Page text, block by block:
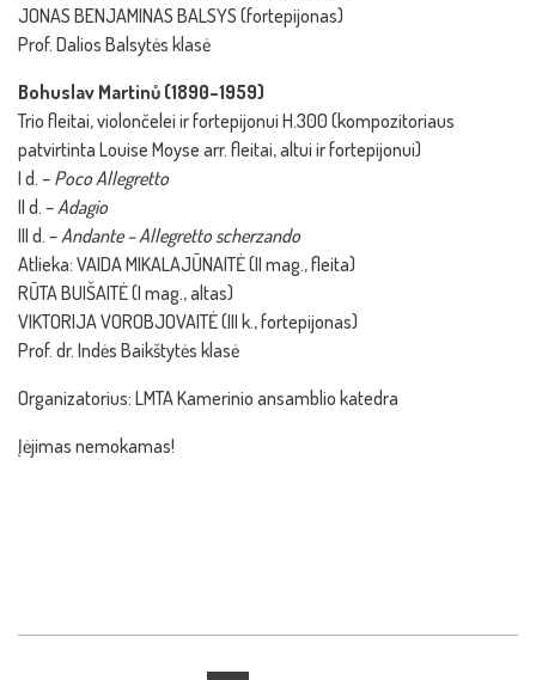
JONAS BENJAMINAS BALSYS (fortepijonas)
Prof. Dalios Balsytės klasė
Bohuslav Martinů (1890–1959)
Trio fleitai, violončelei ir fortepijonui H.300 (kompozitoriaus
patvirtinta Louise Moyse arr. fleitai, altui ir fortepijonui)
I d. – Poco Allegretto
II d. –Adagio
III d. –Andante – Allegretto scherzando
Atlieka: VAIDA MIKALAJŪNAITĖ (II mag., fleita)
RŪTA BUIŠAITĖ (I mag., altas)
VIKTORIJA VOROBJOVAITĖ (III k., fortepijonas)
Prof. dr. Indės Baikštytės klasė
Organizatorius: LMTA Kamerinio ansamblio katedra
Įėjimas nemokamas!